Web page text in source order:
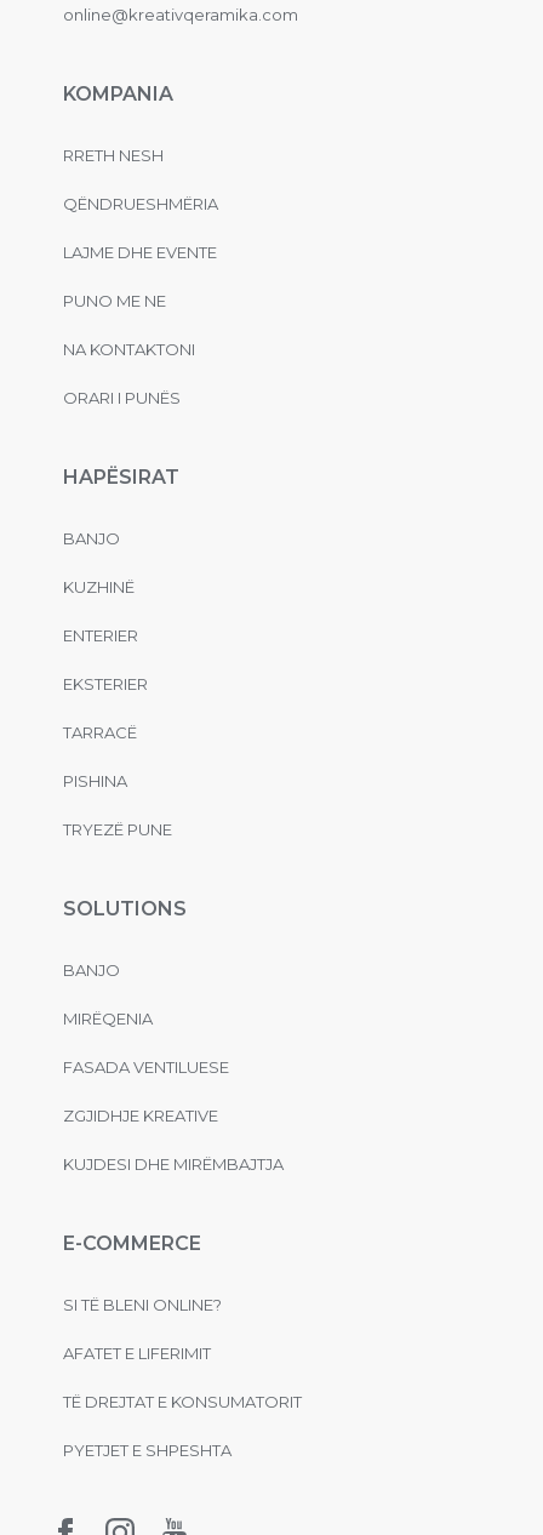
online@kreativqeramika.com
KOMPANIA
RRETH NESH
QËNDRUESHMËRIA
LAJME DHE EVENTE
PUNO ME NE
NA KONTAKTONI
ORARI I PUNËS
HAPËSIRAT
BANJO
KUZHINË
ENTERIER
EKSTERIER
TARRACË
PISHINA
TRYEZË PUNE
SOLUTIONS
BANJO
MIRËQENIA
FASADA VENTILUESE
ZGJIDHJE KREATIVE
KUJDESI DHE MIRËMBAJTJA
E-COMMERCE
SI TË BLENI ONLINE?
AFATET E LIFERIMIT
TË DREJTAT E KONSUMATORIT
PYETJET E SHPESHTA